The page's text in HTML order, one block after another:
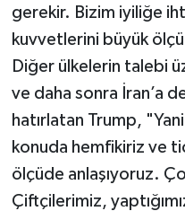
gerekir. Bizim iyiliğe
kuvvetlerini büyük
Diğer ülkelerin talebi
ve daha sonra İran’a
hatırlatan Trump,
konuda hemfikiriz ve
ölçüde anlaşıyoruz.
Çiftçilerimiz,